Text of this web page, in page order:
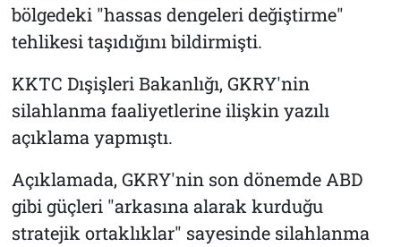
bölgedeki "hassas dengeleri değiştirme"
tehlikesi taşıdığını bildirmişti.
KKTC Dışişleri Bakanlığı, GKRY'nin
silahlanma faaliyetlerine ilişkin yazılı
açıklama yapmıştı.
Açıklamada, GKRY'nin son dönemde ABD
gibi güçleri "arkasına alarak kurduğu
stratejik ortaklıklar" sayesinde silahlanma